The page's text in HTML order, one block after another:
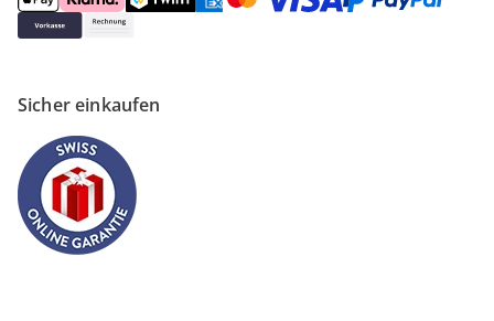
Sicher einkaufen